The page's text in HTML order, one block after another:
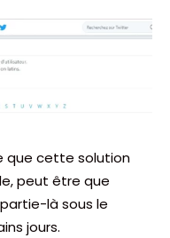
que cette solution
peut être que
là sous le
jours.